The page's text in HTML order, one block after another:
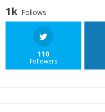
1k Follows
110
Followers